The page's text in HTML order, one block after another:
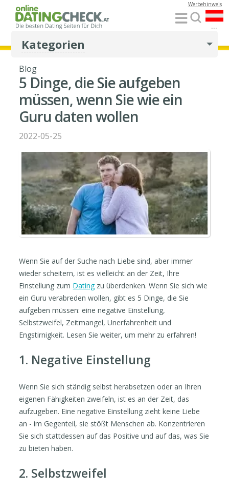
...
Werbehinweis
Kategorien
Blog
5 Dinge, die Sie aufgeben
müssen, wenn Sie wie ein
Guru daten wollen
2022-05-25
Wenn Sie auf der Suche nach Liebe sind, aber immer
wieder scheitern, ist es vielleicht an der Zeit, Ihre
Einstellung zum Datingzu überdenken. Wenn Sie sich wie
ein Guru verabreden wollen, gibt es 5 Dinge, die Sie
aufgeben müssen: eine negative Einstellung,
Selbstzweifel, Zeitmangel, Unerfahrenheit und
Engstirnigkeit. Lesen Sie weiter, um mehr zu erfahren!
1. Negative Einstellung
Wenn Sie sich ständig selbst herabsetzen oder an Ihren
eigenen Fähigkeiten zweifeln, ist es an der Zeit, das
aufzugeben. Eine negative Einstellung zieht keine Liebe
an - im Gegenteil, sie stößt Menschen ab. Konzentrieren
Sie sich stattdessen auf das Positive und auf das, was Sie
zu bieten haben.
2. Selbstzweifel